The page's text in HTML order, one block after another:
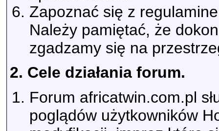
Zapoznać się z
Należy pamiętać, że
zgadzamy się na
2. Cele działania forum.
Forum africatwin.com.pl
poglądów użytkowników